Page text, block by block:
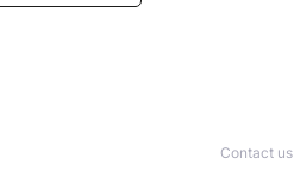
Contact us